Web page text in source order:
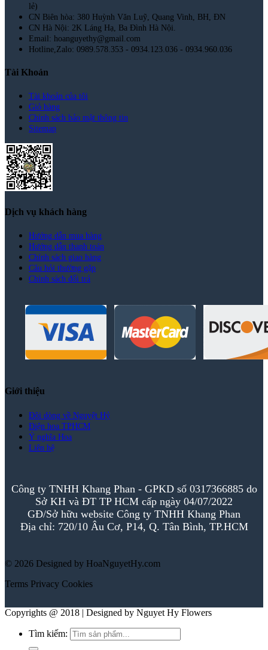
lẻ)
CN Biên hòa: 380 Huỳnh Văn Luỹ, Quang Vinh, BH, ĐN
CN Hà Nội: 2K Láng Hạ, Ba Đình Hà Nội.
Email: hoanguyethy@gmail.com
Hotline,Zalo: 0989.578.353 - 0934.123.036 - 0934.960.036
Tài Khoản
Tài khoản của tôi
Giỏ hàng
Chính sách bảo mật thông tin
Sitemap
Dịch vụ khách hàng
Hướng dẫn mua hàng
Hướng dẫn thanh toán
Chính sách giao hàng
Câu hỏi thường gặp
Chính sách đổi trả
Giới thiệu
Đôi dòng về Nguyệt Hỷ
Điện hoa TPHCM
Ý nghĩa Hoa
Liên hệ
Công ty TNHH Khang Phan - GPKD số 0317366885 do
Sở KH và ĐT TP HCM cấp ngày 04/07/2022
GĐ/Sở hữu website Công ty TNHH Khang Phan
Địa chỉ: 720/10 Âu Cơ, P14, Q. Tân Bình, TP.HCM
© 2026 Designed by HoaNguyetHy.com
Terms Privacy Cookies
Copyrights @ 2018 | Designed by Nguyet Hy Flowers
Tìm kiếm: